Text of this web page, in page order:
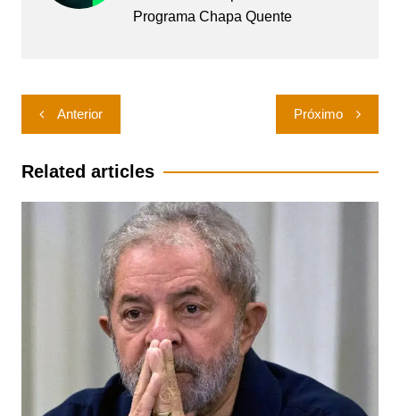
Programa Chapa Quente
Navegação
de
Post
Anterior Próximo
Related articles